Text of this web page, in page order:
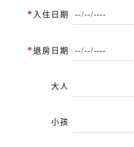
* 入住日期
*退房日期
大人
小孩